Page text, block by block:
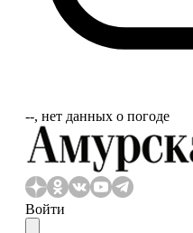
‐‐, нет данных о погоде
Войти